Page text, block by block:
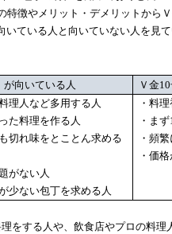
特徴やメリット・デメリットから
いている人と向いていない人を見
が向いている人 Ｖ金10
理人など多用する人
た料理を作る人
切れ味をとことん求める
がない人
少ない包丁を求める人
・料
・まず
・頻
・価
をする人や、飲食店やプロの料理